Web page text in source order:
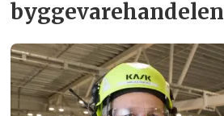
byggevare­handelen